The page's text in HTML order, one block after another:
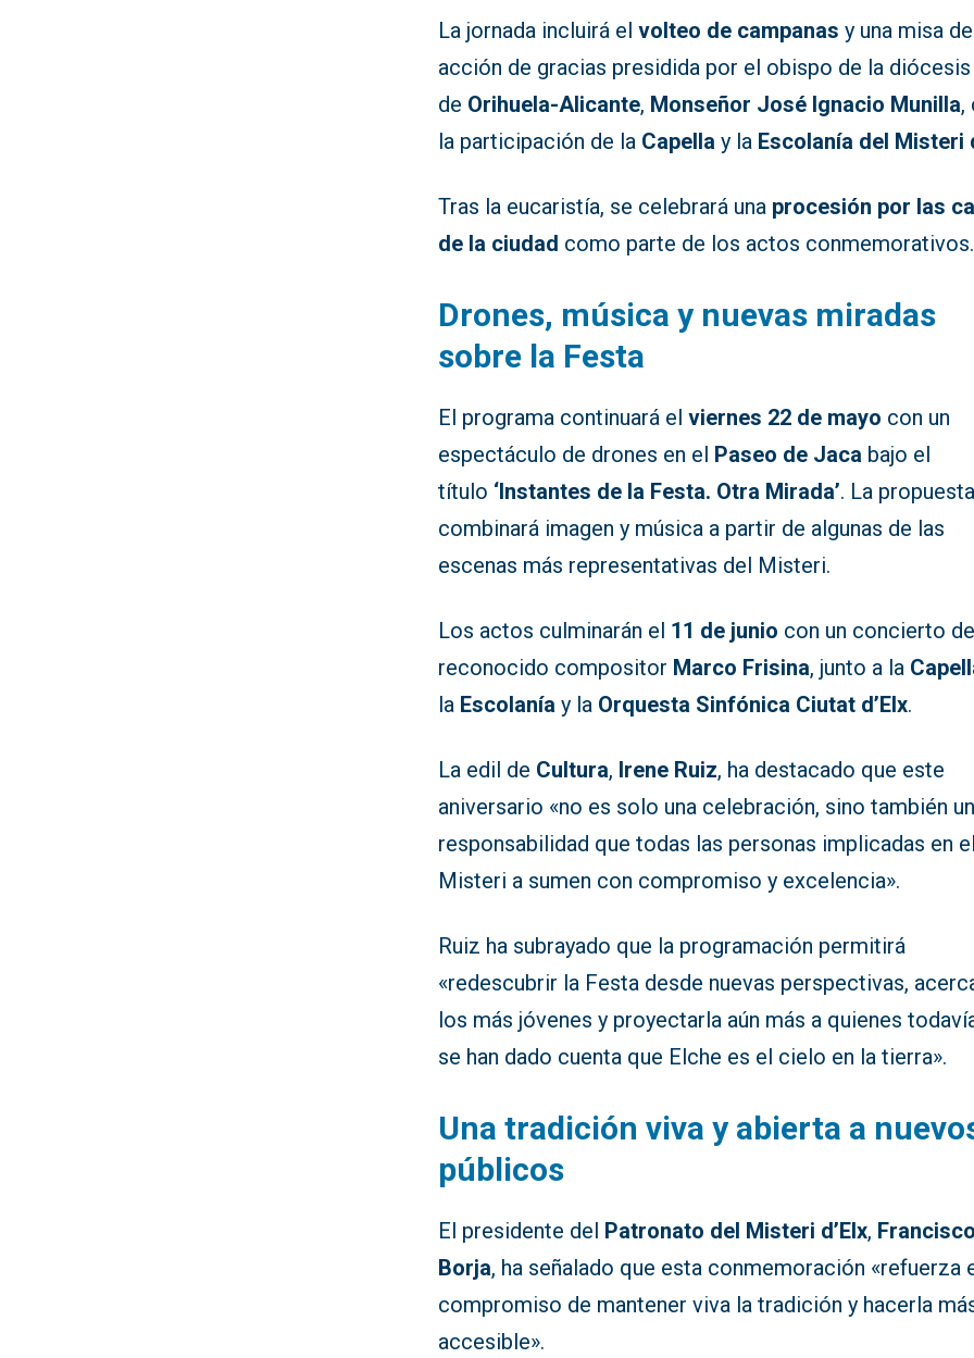
La jornada incluirá elvolteo de campanas y una misa de
acción de gracias presidida por el obispo de la diócesis
de Orihuela-Alicante, Monseñor José Ignacio Munilla,
la participación de la Capella y la Escolanía del Misteri
Tras la eucaristía, se celebrará una procesión por las
de la ciudad como parte de los actos conmemorativos.
Drones, música y nuevas miradas
sobre la Festa
El programa continuará elviernes 22 de mayo con un
espectáculo de drones en el Paseo de Jaca bajo el
título ‘Instantes de la Festa. Otra Mirada’. La
combinará imagen y música a partir de algunas de las
escenas más representativas del Misteri.
Los actos culminarán el 11 de junio con un concierto
reconocido compositor Marco Frisina, junto a la
la Escolanía y la Orquesta Sinfónica Ciutat d’Elx.
La edil de Cultura, Irene Ruiz, ha destacado que este
aniversario «no es solo una celebración, sino también
responsabilidad que todas las personas implicadas en
Misteri a sumen con compromiso y excelencia».
Ruiz ha subrayado que la programación permitirá
«redescubrir la Festa desde nuevas perspectivas,
los más jóvenes y proyectarla aún más a quienes
se han dado cuenta que Elche es el cielo en la tierra».
Una tradición viva y abierta a
públicos
El presidente del Patronato del Misteri d’Elx,
Borja, ha señalado que esta conmemoración «refuerza
compromiso de mantener viva la tradición y hacerla
accesible».